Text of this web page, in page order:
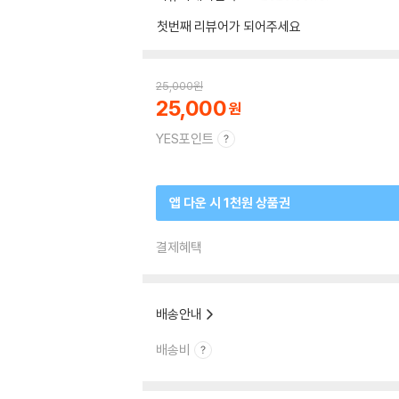
첫번째 리뷰어가 되어주세요
25,000원
25,000
YES포인트
앱 다운 시 1천원 상품권
결제혜택
배송안내
배송비